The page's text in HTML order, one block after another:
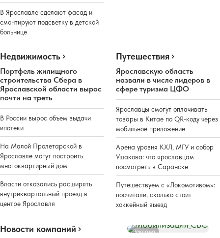
В Ярославле сделают фасад и
смонтируют подсветку в детской
больнице
Недвижимость
Портфель жилищного
строительства Сбера в
Ярославской области вырос
почти на треть
В России вырос объем выдачи
ипотеки
На Малой Пролетарской в
Ярославле могут построить
многоквартирный дом
Власти отказались расширять
внутриквартальный проезд в
центре Ярославля
Путешествия
Ярославскую область
назвали в числе лидеров в
сфере туризма ЦФО
Ярославцы смогут оплачивать
товары в Китае по QR-коду через
мобильное приложение
Арена уровня КХЛ, МГУ и собор
Ушакова: что ярославцам
посмотреть в Саранске
Путешествуем с «Локомотивом»:
посчитали, сколько стоит
хоккейный выезд
Новости компаний Реклама